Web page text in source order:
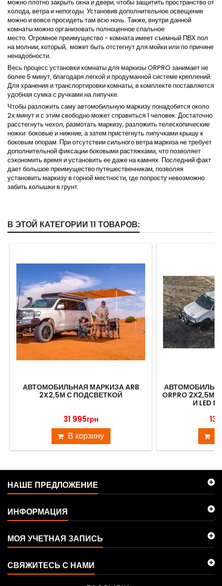
можно плотно закрыть окна и двери, чтобы защитить пространство от
холода, ветра и непогоды. Установив дополнительное освещение
можно и вовсе просидеть там всю ночь. Также, внутри данной
комнаты можно организовать полноценное спальное
место. Огромное преимущество - комната имеет съемный ПВХ пол
на молнии, который, может быть отстегнут для мойки или по причине
ненадобности.
Весь процесс установки комнаты для маркизы ORPRO занимает не
более 5 минут, благодаря легкой и продуманной системе креплений.
Для хранения и транспортировки комнаты, в комплекте поставляется
удобная сумка с ручками на липучке.
Чтобы разложить саму автомобильную маркизу понадобится около
2х минут и с этим свободно может справиться 1 человек. Достаточно
расстегнуть чехол, размотать маркизу, разложить телескопические
ножки: боковые и нижние, а затем пристегнуть липучками крышу к
боковым опорам. При отсутствии сильного ветра маркиза не требует
дополнительной фиксации боковыми растяжками, что позволяет
сэкономить время и установить ее даже на камнях. Последний факт
дает большое преимущество путешественникам, позволяя
установить маркизу в горной местности, где попросту невозможно
забить колышки в грунт.
В ЭТОЙ КАТЕГОРИИ 11 ТОВАРОВ:
АВТОМОБИЛЬНАЯ МАРКИЗА ARB
2X2,5М С ПОДСВЕТКОЙ
31 995грн
В корзину
ORPRO 2Х2,5М
И LED
13
НАШЕ ПРЕДЛОЖЕНИЕ
ИНФОРМАЦИЯ
МОЯ УЧЕТНАЯ ЗАПИСЬ
СВЯЖИТЕСЬ С НАМИ